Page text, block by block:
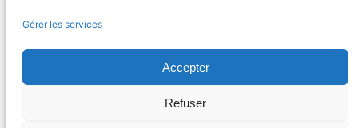
Gérer les services
Accepter
Refuser
Tous les événements
Plus d’activités
S’abonner par mail
Nos valeurs
Mentions légales